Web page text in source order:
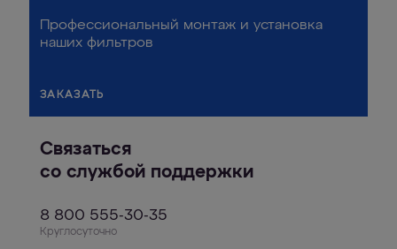
Профессиональный монтаж и установка
наших фильтров
ЗАКАЗАТЬ
Связаться
со службой поддержки
8 800 555-30-35
Круглосуточно